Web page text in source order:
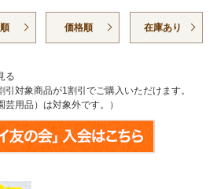
価格順 在庫あり
る
対象商品が1割引でご購入いただけます。
用品）は対象外です。）